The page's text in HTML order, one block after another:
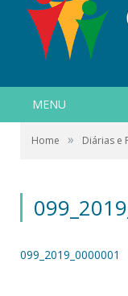
MENU
Home » Diárias e
099_2019_0000001